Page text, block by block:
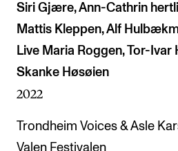
Siri Gjære, Ann-Cathrin
Mattis Kleppen, Alf
Live Maria Roggen, Tor-Ivar
Skanke Høsøien
2022
Trondheim Voices & Asle
Valen Festivalen